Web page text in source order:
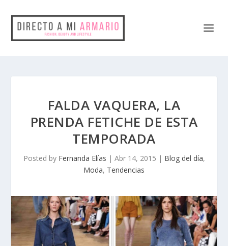
FALDA VAQUERA, LA
PRENDA FETICHE DE ESTA
TEMPORADA
Posted by Fernanda Elías | Abr 14, 2015 | Blog del día,
Moda, Tendencias